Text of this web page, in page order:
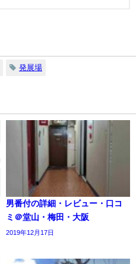
発展場
男番付の詳細・レビュー・口コ
ミ＠堂山・梅田・大阪
2019年12月17日